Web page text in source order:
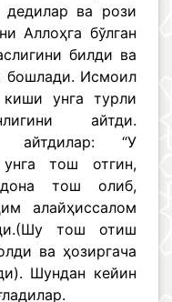
ва рози
Аллоҳга бўлган
билди ва
бошлади. Исмоил
унга турли
айтди.
айтдилар: “У
тош отгин,
тош олиб,
алайҳиссалом
тош отиш
ва ҳозиргача
Шундан кейин